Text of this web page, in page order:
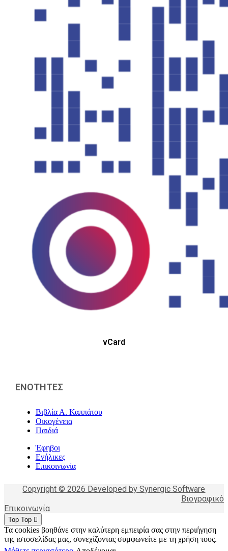
vCard
ΕΝΟΤΗΤΕΣ
Βιβλία Α. Καππάτου
Οικογένεια
Παιδιά
Έφηβοι
Ενήλικες
Επικοινωνία
Copyright © 2026 Developed by Synergic Software
Βιογραφικό
Επικοινωνία
Top Top
Τα cookies βοηθάνε στην καλύτερη εμπειρία σας στην περιήγηση
της ιστοσελίδας μας, συνεχίζοντας συμφωνείτε με τη χρήση τους.